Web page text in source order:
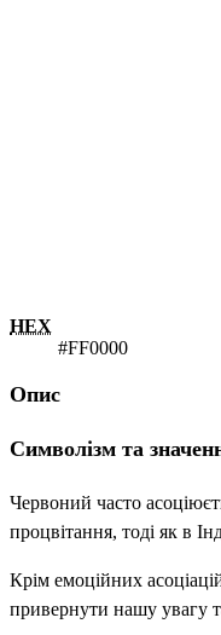
HEX
#FF0000
Опис
Символізм та
Червоний часто
процвітання, тоді як в
Крім емоційних
привернути нашу увагу